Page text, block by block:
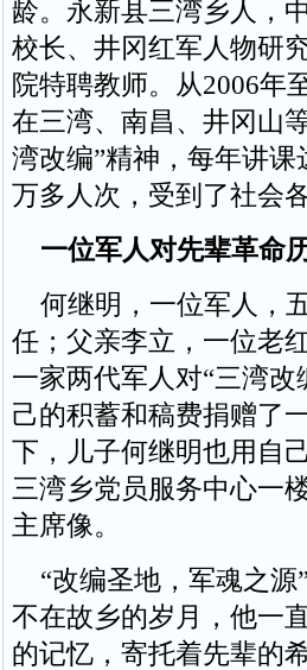
龄。永新县三湾乡人，
校长、井冈红军人物研
院特聘教师。从2006年
在三湾、南昌、井冈山
湾改编”精神，每年讲
万多人次，受到了社会
一位军人对先辈革命
何继明，一位军人，
任；父亲李立，一位老
一家两代军人对“三湾
己的积蓄和稿费捐赠了
下，儿子何继明也用自
三湾乡党员服务中心一
主席像。
“改编圣地，军魂之源
不在故乡的岁月，他一
的记忆，寄托着先辈的